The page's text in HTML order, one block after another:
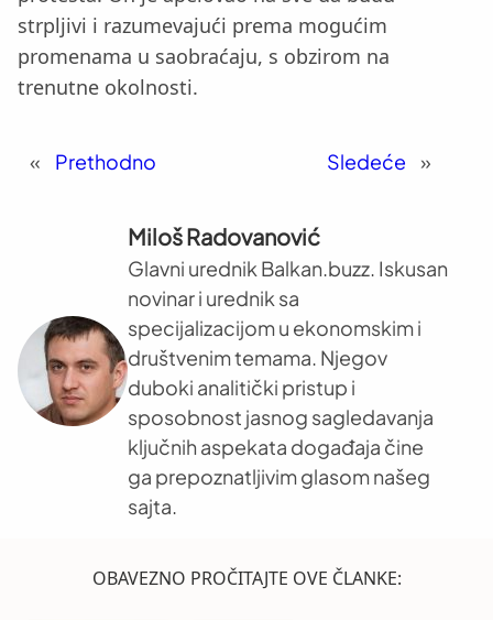
strpljivi i razumevajući prema mogućim
promenama u saobraćaju, s obzirom na
trenutne okolnosti.
« Prethodno Sledeće »
Miloš Radovanović
Glavni urednik Balkan.buzz. Iskusan
novinar i urednik sa
specijalizacijom u ekonomskim i
društvenim temama. Njegov
duboki analitički pristup i
sposobnost jasnog sagledavanja
ključnih aspekata događaja čine
ga prepoznatljivim glasom našeg
sajta.
OBAVEZNO PROČITAJTE OVE ČLANKE: